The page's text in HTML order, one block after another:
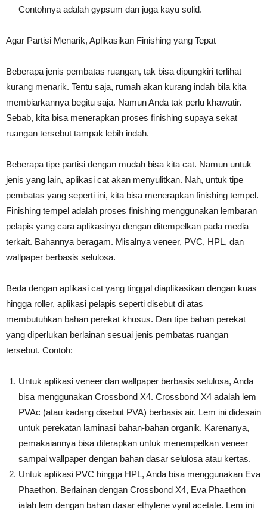
Contohnya adalah gypsum dan juga kayu solid.
Agar Partisi Menarik, Aplikasikan Finishing yang Tepat
Beberapa jenis pembatas ruangan, tak bisa dipungkiri terlihat
kurang menarik. Tentu saja, rumah akan kurang indah bila kita
membiarkannya begitu saja. Namun Anda tak perlu khawatir.
Sebab, kita bisa menerapkan proses finishing supaya sekat
ruangan tersebut tampak lebih indah.
Beberapa tipe partisi dengan mudah bisa kita cat. Namun untuk
jenis yang lain, aplikasi cat akan menyulitkan. Nah, untuk tipe
pembatas yang seperti ini, kita bisa menerapkan finishing tempel.
Finishing tempel adalah proses finishing menggunakan lembaran
pelapis yang cara aplikasinya dengan ditempelkan pada media
terkait. Bahannya beragam. Misalnya veneer, PVC, HPL, dan
wallpaper berbasis selulosa.
Beda dengan aplikasi cat yang tinggal diaplikasikan dengan kuas
hingga roller, aplikasi pelapis seperti disebut di atas
membutuhkan bahan perekat khusus. Dan tipe bahan perekat
yang diperlukan berlainan sesuai jenis pembatas ruangan
tersebut. Contoh:
Untuk aplikasi veneer dan wallpaper berbasis selulosa, Anda
bisa menggunakan Crossbond X4. Crossbond X4 adalah lem
PVAc (atau kadang disebut PVA) berbasis air. Lem ini didesain
untuk perekatan laminasi bahan-bahan organik. Karenanya,
pemakaiannya bisa diterapkan untuk menempelkan veneer
sampai wallpaper dengan bahan dasar selulosa atau kertas.
Untuk aplikasi PVC hingga HPL, Anda bisa menggunakan Eva
Phaethon. Berlainan dengan Crossbond X4, Eva Phaethon
ialah lem dengan bahan dasar ethylene vynil acetate. Lem ini